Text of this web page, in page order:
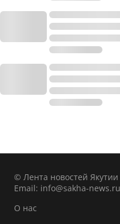
© Лента новостей Якутии
Email: info@sakha-news.ru
О нас